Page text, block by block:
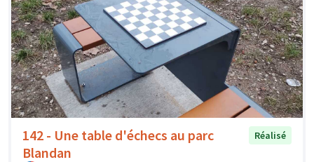
142 - Une table d'échecs au parc
Blandan
Réalisé